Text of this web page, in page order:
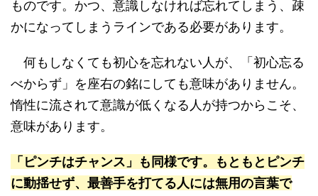
ものです。かつ、意識しなければ忘れてしまう、疎
かになってしまうラインである必要があります。
何もしなくても初心を忘れない人が、「初心忘る
べからず」を座右の銘にしても意味がありません。
惰性に流されて意識が低くなる人が持つからこそ、
意味があります。
「ピンチはチャンス」も同様です。もともとピンチ
に動揺せず、最善手を打てる人には無用の言葉で